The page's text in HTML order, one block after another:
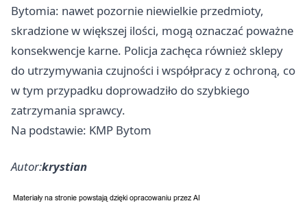
Bytomia: nawet pozornie niewielkie przedmioty,
skradzione w większej ilości, mogą oznaczać poważne
konsekwencje karne. Policja zachęca również sklepy
do utrzymywania czujności i współpracy z ochroną, co
w tym przypadku doprowadziło do szybkiego
zatrzymania sprawcy.
Na podstawie: KMP Bytom
Autor:krystian